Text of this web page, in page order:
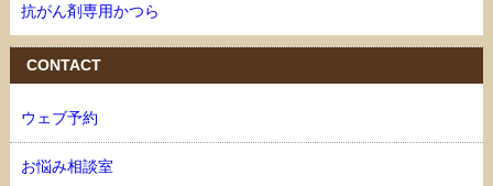
抗がん剤専用かつら
CONTACT
ウェブ予約
お悩み相談室